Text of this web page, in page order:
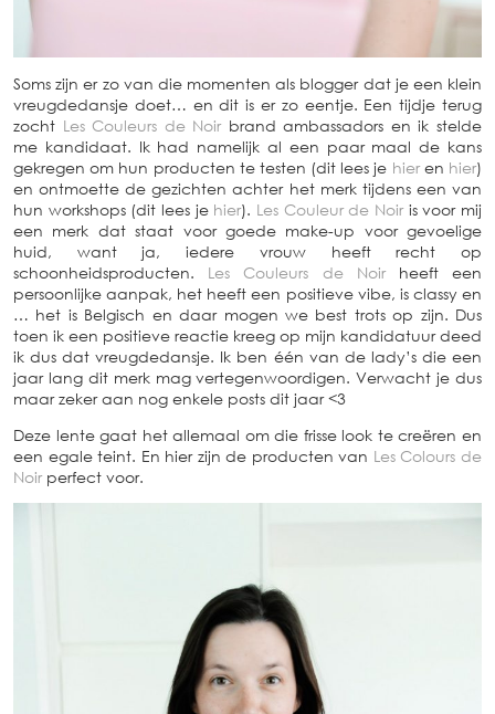
Soms zijn er zo van die momenten als blogger dat je een klein
vreugdedansje doet… en dit is er zo eentje. Een tijdje terug
zocht Les Couleurs de Noir brand ambassadors en ik stelde
me kandidaat. Ik had namelijk al een paar maal de kans
gekregen om hun producten te testen (dit lees je hieren hier)
en ontmoette de gezichten achter het merk tijdens een van
hun workshops (dit lees je hier). Les Couleur de Noir is voor mij
een merk dat staat voor goede make-up voor gevoelige
huid, want ja, iedere vrouw heeft recht op
schoonheidsproducten. Les Couleurs de Noirheeft een
persoonlijke aanpak, het heeft een positieve vibe, is classy en
… het is Belgisch en daar mogen we best trots op zijn. Dus
toen ik een positieve reactie kreeg op mijn kandidatuur deed
ik dus dat vreugdedansje. Ik ben één van de lady’s die een
jaar lang dit merk mag vertegenwoordigen. Verwacht je dus
maar zeker aan nog enkele posts dit jaar <3
Deze lente gaat het allemaal om die frisse look te creëren en
een egale teint. En hier zijn de producten van Les Colours de
Noir perfect voor.